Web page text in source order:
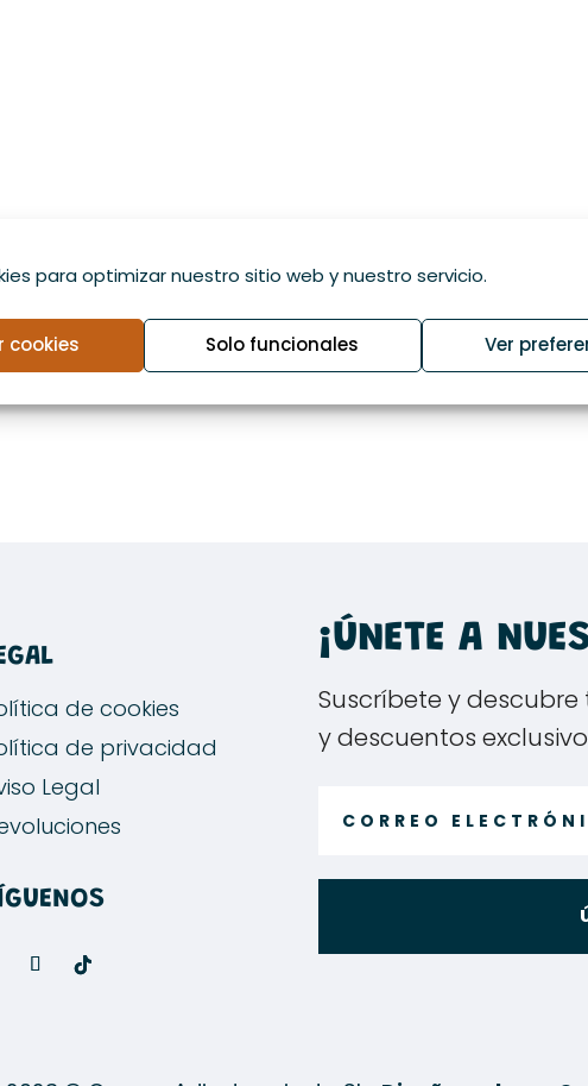
para optimizar nuestro sitio web y nuestro servicio.
cookies Solo funcionales Ver
de cookies
de privacidad
Legal
¡ÚNETE A
Suscríbete y
y descuentos